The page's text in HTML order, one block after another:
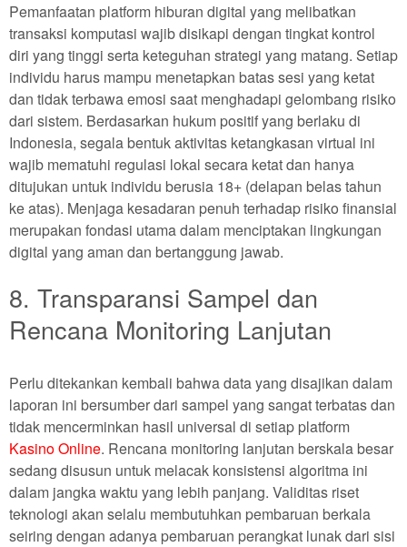
Pemanfaatan platform hiburan digital yang melibatkan
transaksi komputasi wajib disikapi dengan tingkat kontrol
diri yang tinggi serta keteguhan strategi yang matang. Setiap
individu harus mampu menetapkan batas sesi yang ketat
dan tidak terbawa emosi saat menghadapi gelombang risiko
dari sistem. Berdasarkan hukum positif yang berlaku di
Indonesia, segala bentuk aktivitas ketangkasan virtual ini
wajib mematuhi regulasi lokal secara ketat dan hanya
ditujukan untuk individu berusia 18+ (delapan belas tahun
ke atas). Menjaga kesadaran penuh terhadap risiko finansial
merupakan fondasi utama dalam menciptakan lingkungan
digital yang aman dan bertanggung jawab.
8. Transparansi Sampel dan
Rencana Monitoring Lanjutan
Perlu ditekankan kembali bahwa data yang disajikan dalam
laporan ini bersumber dari sampel yang sangat terbatas dan
tidak mencerminkan hasil universal di setiap platform
Kasino Online. Rencana monitoring lanjutan berskala besar
sedang disusun untuk melacak konsistensi algoritma ini
dalam jangka waktu yang lebih panjang. Validitas riset
teknologi akan selalu membutuhkan pembaruan berkala
seiring dengan adanya pembaruan perangkat lunak dari sisi